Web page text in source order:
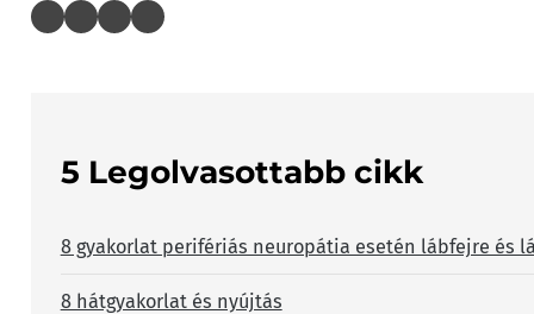
5 Legolvasottabb cikk
8 gyakorlat perifériás neuropátia esetén lábfejre és
8 hátgyakorlat és nyújtás